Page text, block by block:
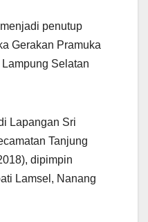
penutup
Gerakan Pramuka
Selatan
Lapangan Sri
Tanjung
dipimpin
Lamsel, Nanang